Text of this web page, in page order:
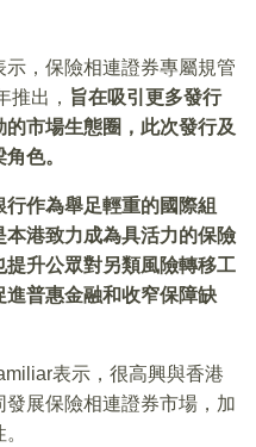
，保險相連證券專屬規管
推出， 旨在吸引更多發行
市場生態圈，此次發行及
色。
行作為舉足輕重的國際組
港致力成為具活力的保險
升公眾對另類風險轉移工
普惠金融和收窄保障缺
表示，很高興與香港
展保險相連證券市場，加